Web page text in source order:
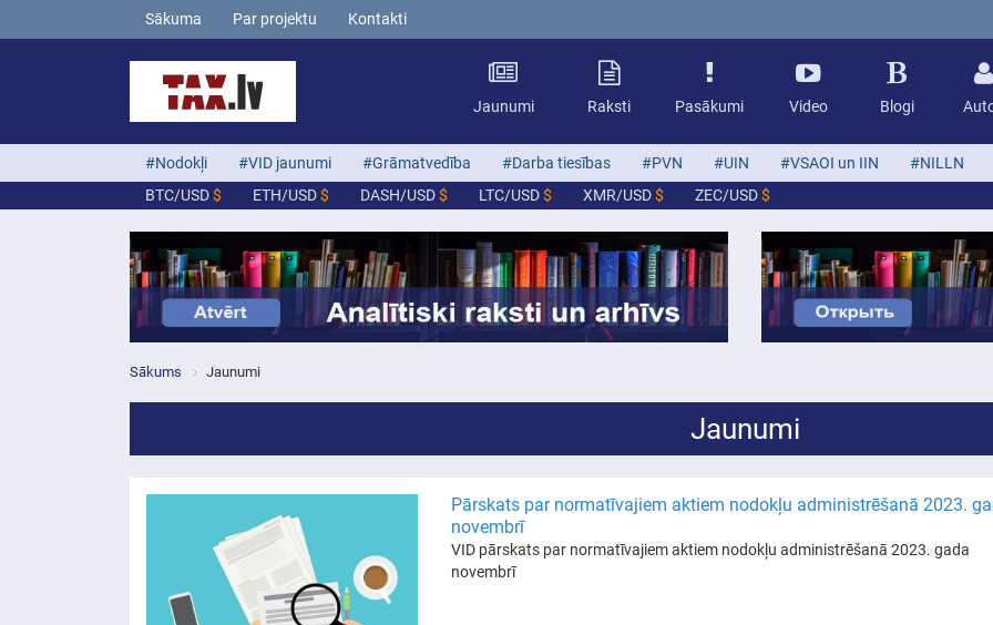
Sākuma Par projektu Kontakti
Jaunumi Raksti Pasākumi Video Blogi
#Nodokļi #VID jaunumi #Grāmatvedība #Darba tiesības #PVN #UIN #VSAOI un IIN #NILLN
BTC/USD$ ETH/USD$ DASH/USD$ LTC/USD$ XMR/USD$ ZEC/USD$
Sākums Jaunumi
Jaunumi
Pārskats par normatīvajiem aktiem nodokļu administrēšanā 2023.
novembrī
VID pārskats par normatīvajiem aktiem nodokļu administrēšanā 2023. gada
novembrī